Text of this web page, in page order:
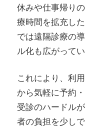
休みや仕事帰り
療時間を拡充し
では遠隔診療の
ル化も広がってい
これにより、利
から気軽に予約
受診のハードル
者の負担を少し